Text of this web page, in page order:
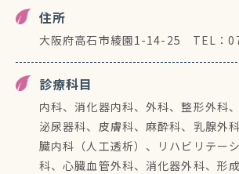
住所
大阪府高石市綾園1-14-25 TEL：
診療科目
内科、消化器内科、外科、整形外科
泌尿器科、皮膚科、麻酔科、乳腺外
臓内科（人工透析）、リハビリテー
科、心臓血管外科、消化器外科、形